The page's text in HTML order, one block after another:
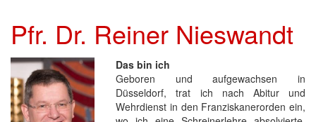
Pfr. Dr. Reiner Nieswandt
Das bin ich
Geboren und aufgewachsen in
Düsseldorf, trat ich nach Abitur und
Wehrdienst in den Franziskanerorden ein,